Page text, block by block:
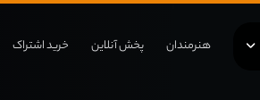
هنرمندان پخش آنلاین خرید اشتراک